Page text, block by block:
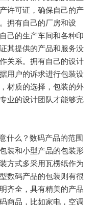
许可证，确保自己的产
拥有自己的厂房和设
己的生产车间和各种印
其提供的产品和服务没
关系。拥有自己的设计
用户的诉求进行包装设
材质的选择，包装的外
业的设计团队才能够完
什么？数码产品的范围
装和小型产品的包装形
方式多采用瓦楞纸作为
数码产品的包装则有很
齐全，具有精美的产品
商品，比如家电，空调